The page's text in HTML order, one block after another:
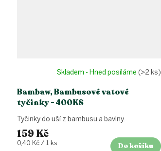
Bambaw, Bambusové vatové
tyčinky - 400KS
Skladem - Hned posíláme (>2 ks)
159 Kč
Měrná
0,40 Kč / 1 ks Do košíku
Tyčinky do uší z bambusu a bavlny.